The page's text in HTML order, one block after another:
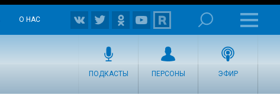
О НАС
ПОДКАСТЫ ПЕРСОНЫ ЭФИР